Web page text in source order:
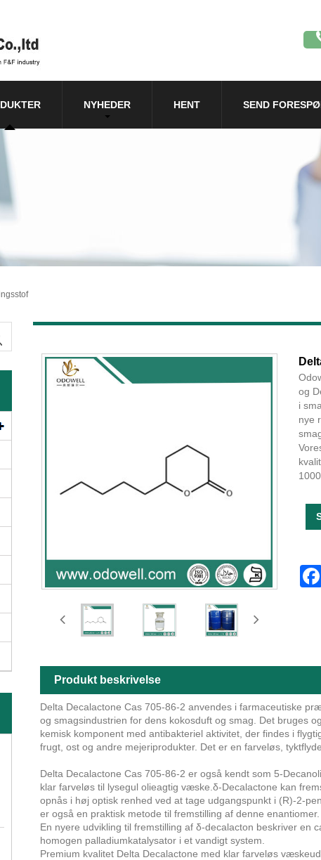
NYHEDER HENT SEND
og
i
nye
Produkt beskrivelse
Delta Decalactone Cas 705-86-2 anvendes i farmaceutiske
og smagsindustrien for dens kokosduft og smag. Det bruges
kemisk komponent med antibakteriel aktivitet, der findes i
frugt, ost og andre mejeriprodukter. Det er en farveløs,
Delta Decalactone Cas 705-86-2 er også kendt som 5-
klar farveløs til lysegul olieagtig væske.δ-Decalactone kan
opnås i høj optisk renhed ved at tage udgangspunkt i (R)-2-
er også en praktisk metode til fremstilling af denne enantiomer.
En nyere udvikling til fremstilling af δ-decalacton beskriver
homogen palladiumkatalysator i et vandigt system.
Premium kvalitet Delta Decalactone med klar farveløs